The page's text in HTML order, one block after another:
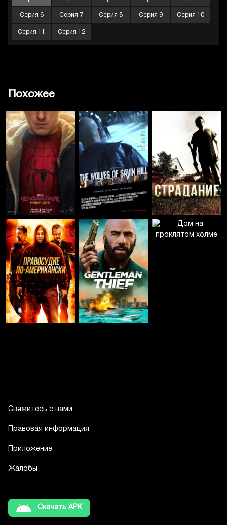
Серия 6 Серия 7 Серия 8 Серия 9 Серия 10
Серия 11 Серия 12
Похожее
Свяжитесь с нами
Правовая информация
Приложение
Жалобы
Скачать APK